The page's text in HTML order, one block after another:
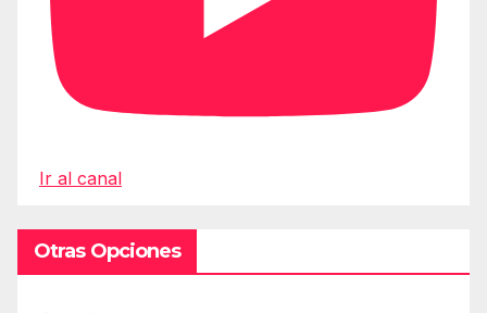
Ir al canal
Otras Opciones